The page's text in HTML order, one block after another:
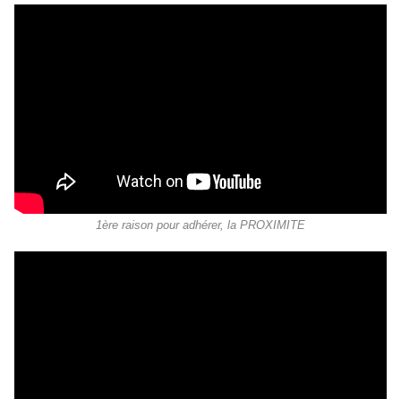
1ère raison pour adhérer, la PROXIMITE